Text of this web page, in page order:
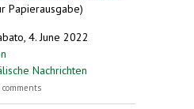
Papierausgabe)
4. June 2022
Nachrichten
Kongress zu Nachhaltigkeit